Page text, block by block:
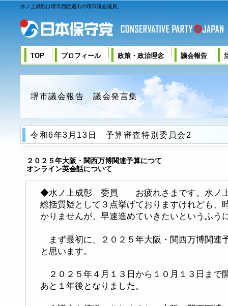
水ノ上成彰は堺市西区選出の堺市議会議員。
堺市議会報告 議会発言集
令和6年3月13日 予算審査特別委員会2
２０２５年大阪・関西万博関連予算につて
オンライン英会話について
◆水ノ上成彰 委員 お疲れさまです。水ノ上
総括質疑として３点挙げておりますけれども、
かりませんが、早速進めていきたいというふう
まず最初に、２０２５年大阪・関西万博関連
と思います。
２０２５年４月１３日から１０月１３日まで
あと１年後となりました。
TOP プロフィール 政策・政治理念 議会報告